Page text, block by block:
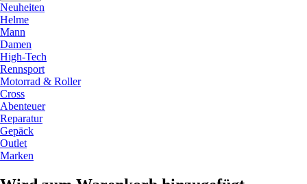
Neuheiten
Helme
Mann
Damen
High-Tech
Rennsport
Motorrad & Roller
Cross
Abenteuer
Reparatur
Gepäck
Outlet
Marken